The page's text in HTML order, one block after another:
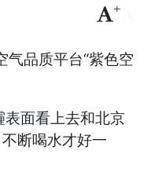
+
品质平台“紫色空
面看上去和北京
断喝水才好一